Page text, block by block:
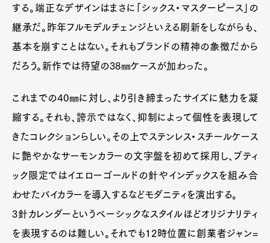
する。端正なデザインはまさに「シックス・マスターピース」の
継承だ。昨年フルモデルチェンジといえる刷新をしながらも、
基本を崩すことはない。それもブランドの精神の象徴だから
だろう。新作では待望の38㎜ケースが加わった。
これまでの40㎜に対し、より引き締まったサイズに魅力を凝
縮する。それも、誇示ではなく、抑制によって個性を表現して
きたコレクションらしい。その上でステンレス・スチールケース
に艶やかなサーモンカラーの文字盤を初めて採用し、ブティ
ック限定ではイエローゴールドの針やインデックスを組み合
わせたバイカラーを導入するなどモダニティを演出する。
3針カレンダーというベーシックなスタイルほどオリジナリティ
を表現するのは難しい。それでも12時位置に創業者ジャン=